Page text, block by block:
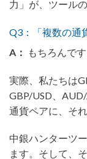
力」が、ツール
Q3：「複数の通
A：
もちろんです
実際、私たちは
GBP/USD、
通貨ペアに、そ
中銀ハンターツ
ます。そして、